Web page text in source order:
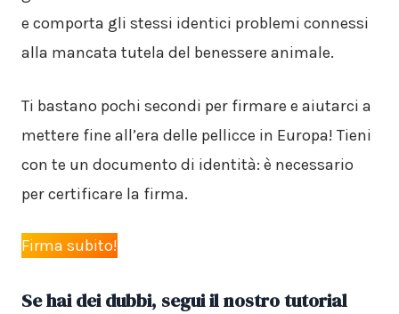
e comporta gli stessi identici problemi connessi
alla mancata tutela del benessere animale.
Ti bastano pochi secondi per firmare e aiutarci a
mettere fine all’era delle pellicce in Europa! Tieni
con te un documento di identità: è necessario
per certificare la firma.
Firma subito!
Se hai dei dubbi, segui il nostro tutorial